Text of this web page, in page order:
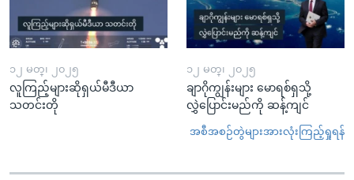
၁၂ မတ္၊ ၂၀၂၅
လူကြည့်များဆိုရှယ်မီဒီယာ
သတင်းတို
၁၂ မတ္၊ ၂၀၂၅
ချာဂိုကျွန်းများ မောရစ်ရှသို့
လွှဲပြောင်းမည်ကို ဆန့်ကျင်
အစီအစဉ်တွဲများအားလုံးကြည့်ရှုရန်